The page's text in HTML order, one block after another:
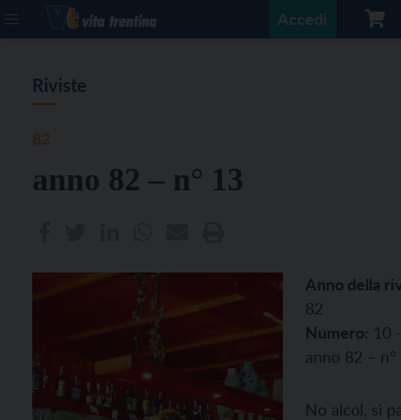
Accedi
Riviste
anno 82 – n° 13
Anno della
82
Numero: 10 -
anno 82 – n°
No alcol, sì